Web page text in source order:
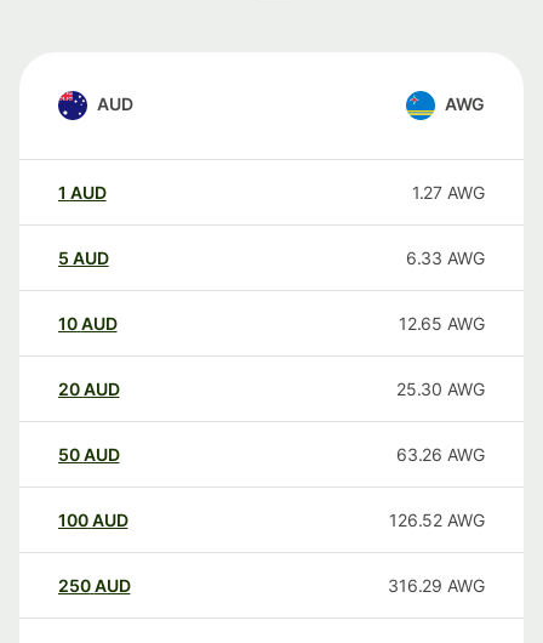
AUD AWG
1 AUD 1.27 AWG
5 AUD 6.33 AWG
10AUD 12.65 AWG
20AUD 25.30 AWG
50AUD 63.26 AWG
100AUD 126.52 AWG
250AUD 316.29 AWG